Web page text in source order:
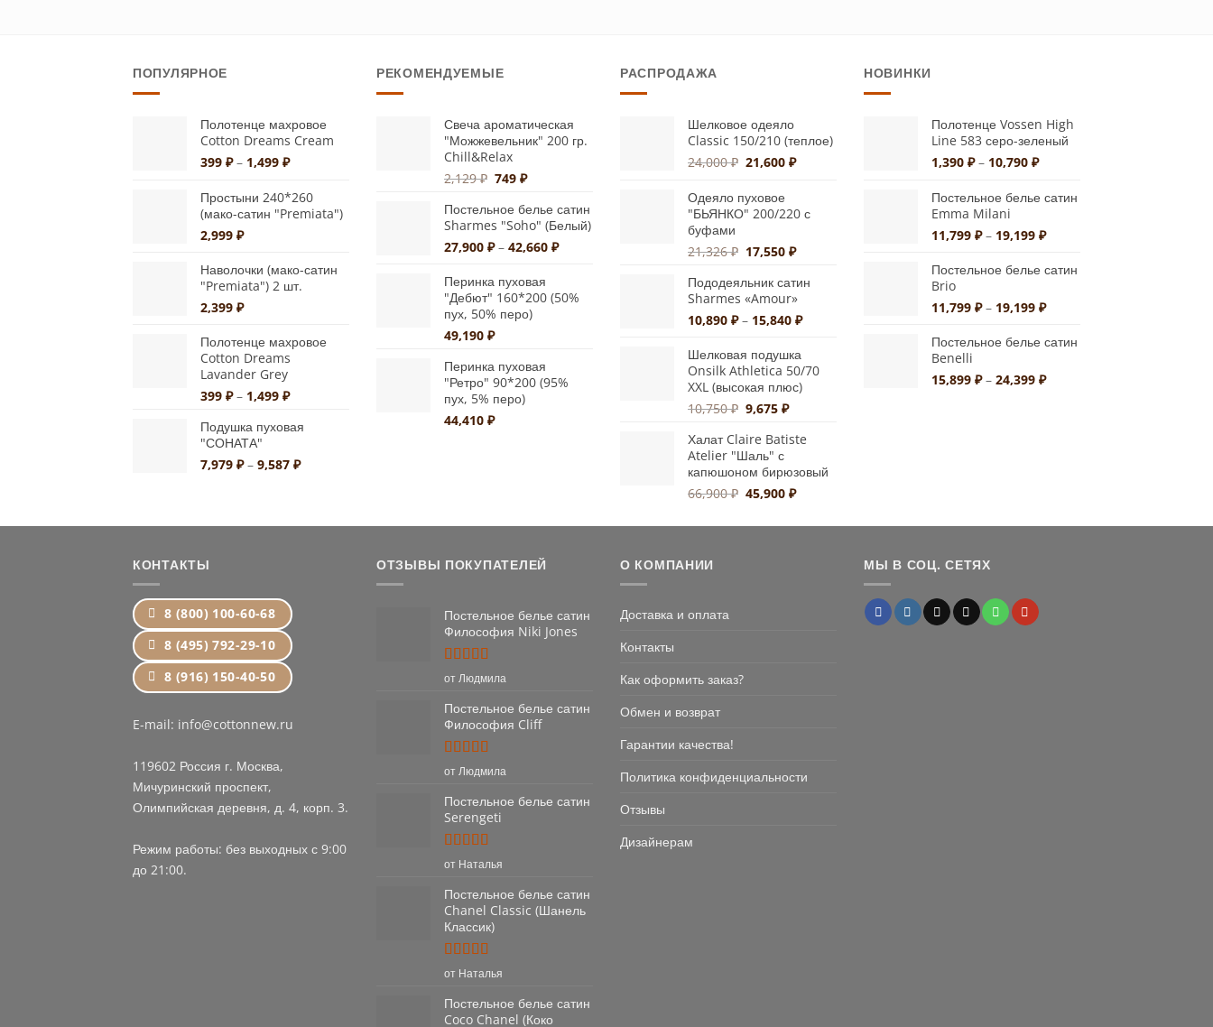
можно
выбрать
на
странице
товара.
вариаций.
можно
выбрать
товара.
Опции
можно
выбрать
странице
товара.
можно
выбрать
на
странице
товара.
ПОПУЛЯРНОЕ
Полотенце махровое
Cotton Dreams Cream
399 ₽ – 1,499 ₽Диапазон
399 ₽
–
Простыни 240*260
(мако-сатин "Premiata")
2,999 ₽
Наволочки (мако-сатин
"Premiata") 2 шт.
2,399 ₽
Полотенце махровое
Cotton Dreams
Lavander Grey
399 ₽ – 1,499 ₽Диапазон
399 ₽
1,499 ₽
Подушка пуховая
"СОНАТА"
7,979 ₽ – 9,587 ₽Диапазон
9,587 ₽
РЕКОМЕНДУЕМЫЕ
Свеча ароматическая
"Можжевельник" 200 гр.
Chill&Relax
2,129₽ Первоначальная
составляла
2,129 ₽.
749₽Текущая
749 ₽.
Постельное белье сатин
Sharmes "Soho" (Белый)
27,900 ₽ – 42,660 ₽Диапазон
–
Перинка пуховая
"Дебют" 160*200 (50%
пух, 50% перо)
49,190 ₽
Перинка пуховая
"Ретро" 90*200 (95%
пух, 5% перо)
44,410 ₽
РАСПРОДАЖА
Шелковое одеяло
Classic 150/210 (теплое)
24,000₽ Первоначальная
составляла
24,000 ₽.
21,600₽Текущая
Одеяло пуховое
"БЬЯНКО" 200/220 с
буфами
21,326₽ Первоначальная
составляла
21,326 ₽.
17,550₽Текущая
17,550 ₽.
Пододеяльник сатин
Sharmes «Amour»
10,890 ₽ – 15,840 ₽Диапазон
–
15,840 ₽
Шелковая подушка
Onsilk Athletica 50/70
XXL (высокая плюс)
10,750₽ Первоначальная
составляла
10,750 ₽.
9,675₽Текущая
9,675 ₽.
Халат Claire Batiste
Atelier "Шаль" с
капюшоном бирюзовый
66,900₽ Первоначальная
составляла
45,900₽Текущая
45,900 ₽.
НОВИНКИ
Полотенце Vossen High
Line 583 серо-зеленый
1,390 ₽ – 10,790 ₽Диапазон
1,390 ₽
10,790 ₽
Постельное белье сатин
Emma Milani
11,799 ₽ – 19,199 ₽Диапазон
11,799 ₽
19,199 ₽
Постельное белье сатин
Brio
11,799 ₽ – 19,199 ₽Диапазон
11,799 ₽
19,199 ₽
Постельное белье сатин
Benelli
15,899 ₽ – 24,399 ₽Диапазон
КОНТАКТЫ
8 (800) 100-60-68
8 (495) 792-29-10
8 (916) 150-40-50
E-mail: info@cottonnew.ru
119602 Россия г. Москва,
Мичуринский проспект,
Олимпийская деревня, д. 4, корп. 3.
Режим работы: без выходных с 9:00
до 21:00.
ОТЗЫВЫ ПОКУПАТЕЛЕЙ
Постельное белье сатин
Философия Niki Jones
Оценка5
от Людмила
Постельное белье сатин
Философия Cliff
Оценка5
от Людмила
Постельное белье сатин
Serengeti
Оценка5
от Наталья
Постельное белье сатин
Chanel Classic (Шанель
Классик)
Оценка5
от Наталья
Постельное белье сатин
Coco Chanel (Коко
О КОМПАНИИ
Доставка и оплата
Контакты
Как оформить заказ?
Обмен и возврат
Гарантии качества!
Политика конфиденциальности
Отзывы
Дизайнерам
МЫ В СОЦ. СЕТЯХ